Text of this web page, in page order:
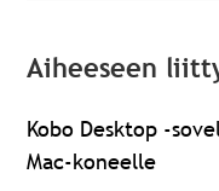
Aiheeseen
Kobo Desktop -
Mac-koneelle